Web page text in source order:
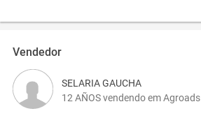
Vendedor
SELARIA GAUCHA
12 AÑOS vendendo em Agroads